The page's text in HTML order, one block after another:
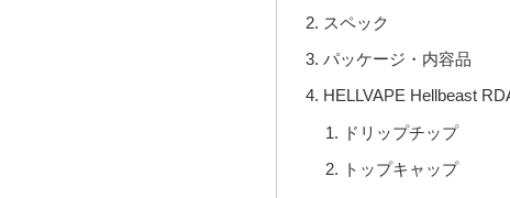
スペック
パッケージ・内容品
HELLVAPE Hellbeast
ドリップチップ
トップキャップ